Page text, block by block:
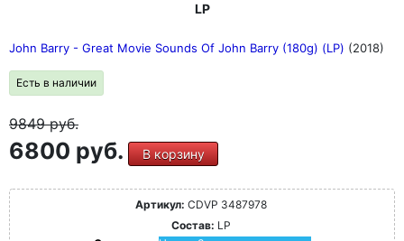
LP
John Barry - Great Movie Sounds Of John Barry (180g) (LP) (2018)
Есть в наличии
9849руб.
6800 руб. В корзину
Артикул: CDVP 3487978
Состав: LP